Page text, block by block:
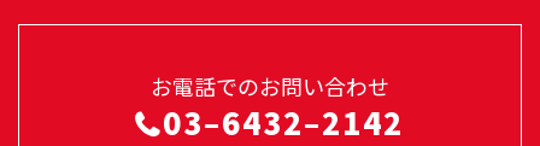
お電話でのお問い合わせ
03–6432–2142